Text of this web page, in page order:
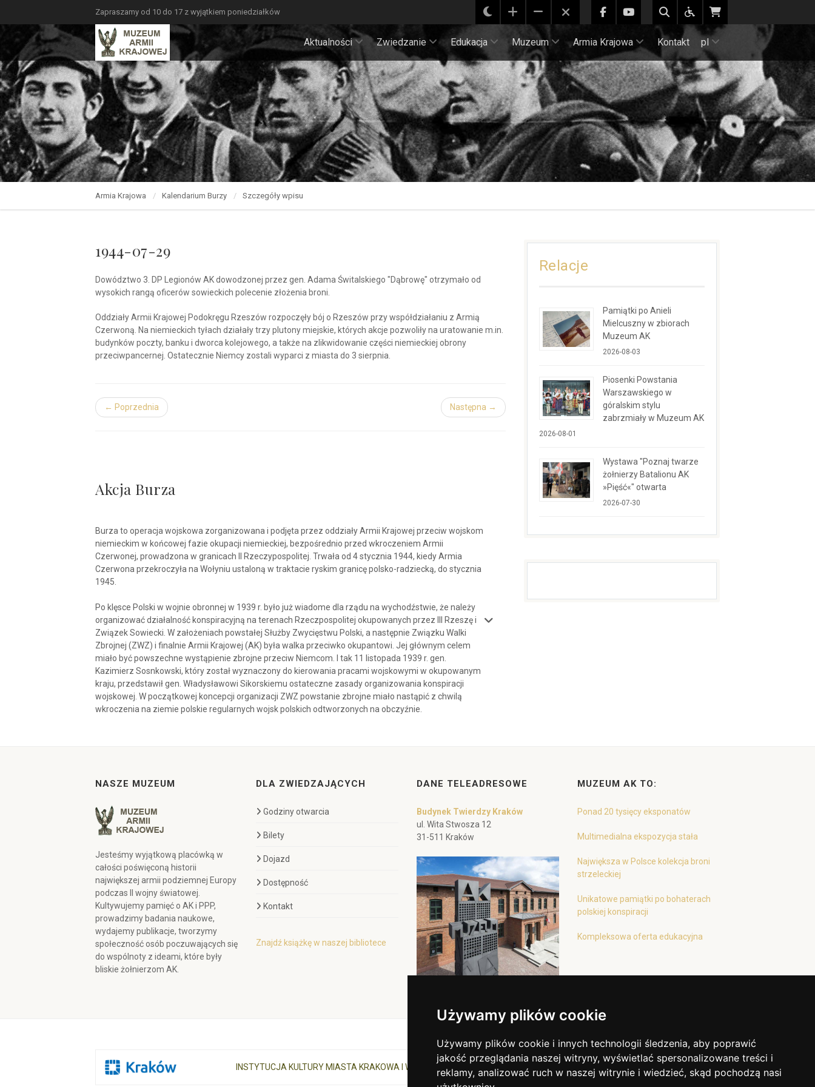
Używamy plików cookie
Używamy plików cookie i innych technologii śledzenia, aby poprawić
jakość przeglądania naszej witryny, wyświetlać spersonalizowane treści i
reklamy, analizować ruch w naszej witrynie i wiedzieć, skąd pochodzą nasi
Zapraszamy od 10 do 17 z wyjątkiem poniedziałków
Aktualności Zwiedzanie Edukacja Muzeum Armia Krajowa Kontakt pl
Armia Krajowa Kalendarium Burzy Szczegóły wpisu
1944-07-29
Dowództwo 3. DP Legionów AK dowodzonej przez gen. Adama Świtalskiego "Dąbrowę" otrzymało od
wysokich rangą oficerów sowieckich polecenie złożenia broni.
Oddziały Armii Krajowej Podokręgu Rzeszów rozpoczęły bój o Rzeszów przy współdziałaniu z Armią
Czerwoną. Na niemieckich tyłach działały trzy plutony miejskie, których akcje pozwoliły na uratowanie m.in.
budynków poczty, banku i dworca kolejowego, a także na zlikwidowanie części niemieckiej obrony
przeciwpancernej. Ostatecznie Niemcy zostali wyparci z miasta do 3 sierpnia.
← Poprzednia Następna →
Akcja Burza
Burza to operacja wojskowa zorganizowana i podjęta przez oddziały Armii Krajowej przeciw wojskom
niemieckim w końcowej fazie okupacji niemieckiej, bezpośrednio przed wkroczeniem Armii
Czerwonej, prowadzona w granicach II Rzeczypospolitej. Trwała od 4 stycznia 1944, kiedy Armia
Czerwona przekroczyła na Wołyniu ustaloną w traktacie ryskim granicę polsko-radziecką, do stycznia
1945.
Po klęsce Polski w wojnie obronnej w 1939 r. było już wiadome dla rządu na wychodźstwie, że należy
organizować działalność konspiracyjną na terenach Rzeczpospolitej okupowanych przez III Rzeszę i
Związek Sowiecki. W założeniach powstałej Służby Zwycięstwu Polski, a następnie Związku Walki
Zbrojnej (ZWZ) i finalnie Armii Krajowej (AK) była walka przeciwko okupantowi. Jej głównym celem
miało być powszechne wystąpienie zbrojne przeciw Niemcom. I tak 11 listopada 1939 r. gen.
Kazimierz Sosnkowski, który został wyznaczony do kierowania pracami wojskowymi w okupowanym
kraju, przedstawił gen. Władysławowi Sikorskiemu ostateczne zasady organizowania konspiracji
wojskowej. W początkowej koncepcji organizacji ZWZ powstanie zbrojne miało nastąpić z chwilą
wkroczenia na ziemie polskie regularnych wojsk polskich odtworzonych na obczyźnie.
Relacje
Pamiątki po Anieli
Mielcuszny w zbiorach
Muzeum AK
2026-08-03
Piosenki Powstania
Warszawskiego w
góralskim stylu
zabrzmiały w Muzeum AK
2026-08-01
Wystawa "Poznaj twarze
żołnierzy Batalionu AK
»Pięść«" otwarta
2026-07-30
NASZE MUZEUM
Jesteśmy wyjątkową placówką w
całości poświęconą historii
największej armii podziemnej Europy
podczas II wojny światowej.
Kultywujemy pamięć o AK i PPP,
prowadzimy badania naukowe,
wydajemy publikacje, tworzymy
społeczność osób poczuwających się
do wspólnoty z ideami, które były
bliskie żołnierzom AK.
DLA ZWIEDZAJĄCYCH
Godziny otwarcia
Bilety
Dojazd
Dostępność
Kontakt
Znajdź książkę w naszej bibliotece
DANE TELEADRESOWE
Budynek Twierdzy Kraków
ul. Wita Stwosza 12
31-511 Kraków
MUZEUM AK TO:
Ponad 20 tysięcy eksponatów
Multimedialna ekspozycja stała
Największa w Polsce kolekcja broni
strzeleckiej
Unikatowe pamiątki po bohaterach
polskiej konspiracji
Kompleksowa oferta edukacyjna
INSTYTUCJA KULTURY MIASTA KRAKOWA I WOJEWÓDZTWA MAŁOPOLSKIEGO